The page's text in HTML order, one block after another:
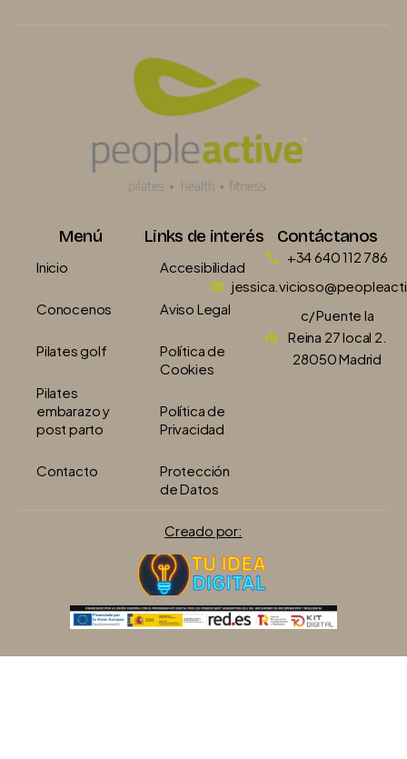
Menú
Inicio
Conocenos
Pilates golf
Pilates
embarazo y
post parto
Contacto
Links de interés
Accesibilidad
Aviso Legal
Política de
Cookies
Política de
Privacidad
Protección
de Datos
Contáctanos
+34 640 112 786
c/ Puente la
Reina 27 local 2.
28050 Madrid
Creado por: